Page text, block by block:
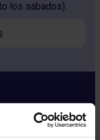
los sábados).